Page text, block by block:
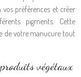
vos préférences et créer
pigments. Cette
de votre manucure tout
végétaux